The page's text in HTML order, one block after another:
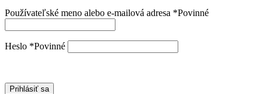
Používateľské meno alebo e-mailová adresa *Povinné
Heslo *Povinné
Prihlásiť sa